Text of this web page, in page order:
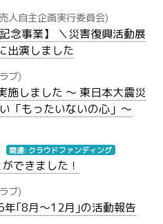
人自主企画実行委員会)
念事業】 ＼災害復興活動展
出演しました
ブ)
施しました ～ 東日本大震災
「もったいないの心」～
関連: クラウドファンディング
できました！
ブ)
｢8月〜12月｣の活動報告